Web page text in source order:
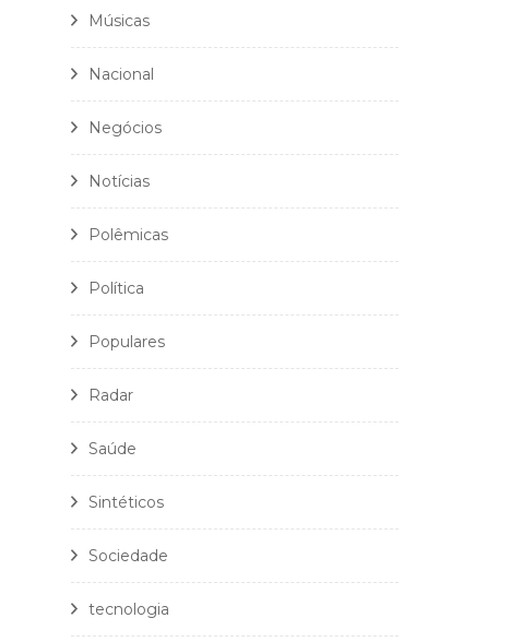
Músicas
Nacional
Negócios
Notícias
Polêmicas
Política
Populares
Radar
Saúde
Sintéticos
Sociedade
tecnologia